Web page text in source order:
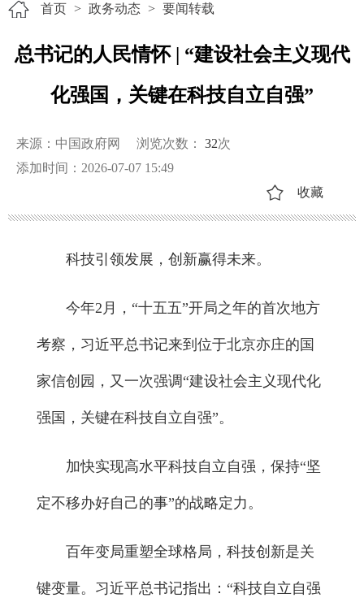
首页 > 政务动态 > 要闻转载
总书记的人民情怀 | “建设社会主义现代
化强国，关键在科技自立自强”
来源：中国政府网 浏览次数： 32次
添加时间：2026-07-07 15:49
收藏
科技引领发展，创新赢得未来。
今年2月，“十五五”开局之年的首次地方
考察，习近平总书记来到位于北京亦庄的国
家信创园，又一次强调“建设社会主义现代化
强国，关键在科技自立自强”。
加快实现高水平科技自立自强，保持“坚
定不移办好自己的事”的战略定力。
百年变局重塑全球格局，科技创新是关
键变量。习近平总书记指出：“科技自立自强